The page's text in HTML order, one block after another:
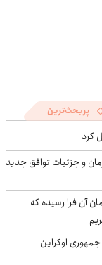
پربحث‌ترین
کرد
و جزئیات توافق جدید
آن فرا رسیده که
اوکراین